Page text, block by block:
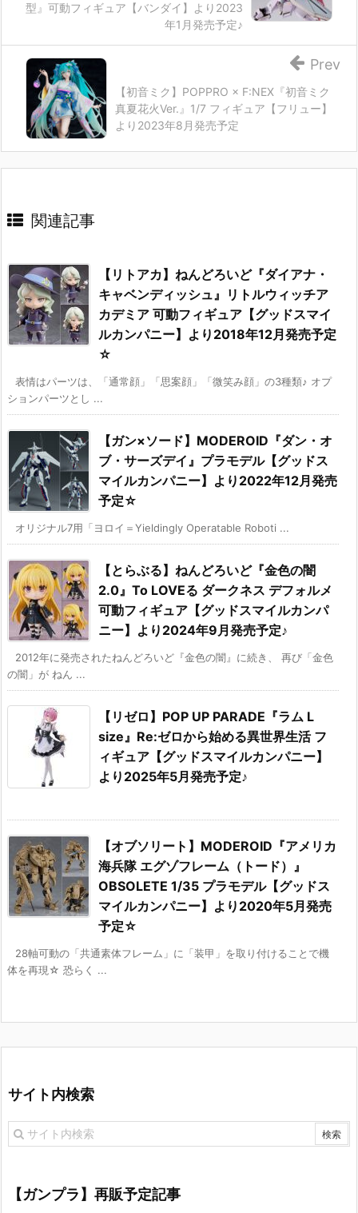
型』可動フィギュア【バンダイ】より2023
年1月発売予定♪
【初音ミク】POPPRO × F:NEX『初音ミク
真夏花火Ver.』1/7 フィギュア【フリュー】
より2023年8月発売予定
Prev
関連記事
【リトアカ】ねんどろいど『ダイアナ・
キャベンディッシュ』リトルウィッチア
カデミア 可動フィギュア【グッドスマイ
ルカンパニー】より2018年12月発売予定
☆
表情はパーツは、「通常顔」「思案顔」「微笑み顔」の3種類♪ オプ
ションパーツとし ...
【ガン×ソード】MODEROID『ダン・オ
ブ・サーズデイ』プラモデル【グッドス
マイルカンパニー】より2022年12月発売
予定☆
オリジナル7用「ヨロイ＝Yieldingly Operatable Roboti ...
【とらぶる】ねんどろいど『金色の闇
2.0』To LOVEる ダークネス デフォルメ
可動フィギュア【グッドスマイルカンパ
ニー】より2024年9月発売予定♪
2012年に発売されたねんどろいど『金色の闇』に続き、 再び「金色
の闇」が ねん ...
【リゼロ】POP UP PARADE『ラム L
size』Re:ゼロから始める異世界生活 フ
ィギュア【グッドスマイルカンパニー】
より2025年5月発売予定♪
【オブソリート】MODEROID『アメリカ
海兵隊 エグゾフレーム（トード）』
OBSOLETE 1/35 プラモデル【グッドス
マイルカンパニー】より2020年5月発売
予定☆
28軸可動の「共通素体フレーム」に「装甲」を取り付けることで機
体を再現☆ 恐らく ...
サイト内検索
【ガンプラ】再販予定記事